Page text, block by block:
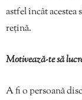
astfel încât acestea
rețină.
Motivează-te să
A fi o persoană